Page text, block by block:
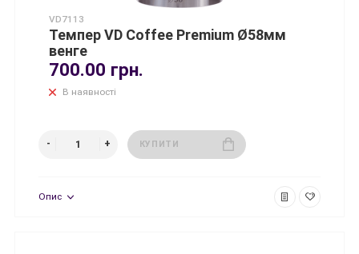
VD7113
Темпер VD Coffee Premium Ø58мм
венге
700.00 грн.
В наявності
КУПИТИ
Опис